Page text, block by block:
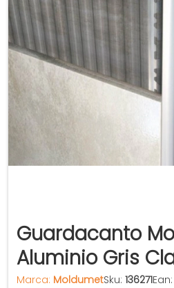
Guardacanto
Aluminio Gris
Marca: MoldumetSku: 136271Ean: